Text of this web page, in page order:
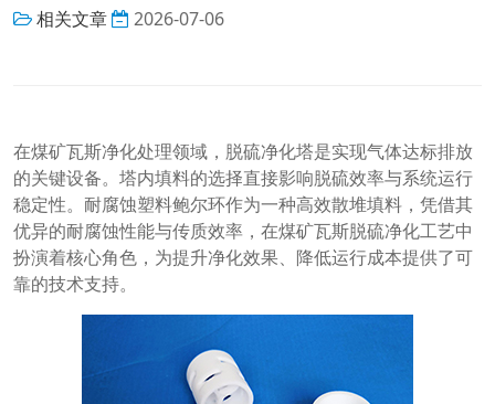
相关文章 2026-07-06
在煤矿瓦斯净化处理领域，脱硫净化塔是实现气体达标排放
的关键设备。塔内填料的选择直接影响脱硫效率与系统运行
稳定性。耐腐蚀塑料鲍尔环作为一种高效散堆填料，凭借其
优异的耐腐蚀性能与传质效率，在煤矿瓦斯脱硫净化工艺中
扮演着核心角色，为提升净化效果、降低运行成本提供了可
靠的技术支持。